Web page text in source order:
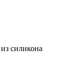
силикона